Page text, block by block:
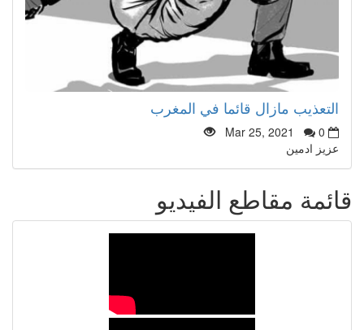
التعذيب مازال قائما في المغرب
Mar 25, 2021
0
عزيز ادمين
قائمة مقاطع الفيديو